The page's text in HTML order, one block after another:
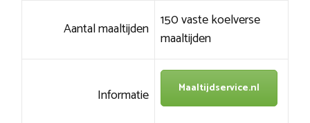
Aantal maaltijden 150 vaste koelverse
maaltijden
Informatie Maaltijdservice.nl